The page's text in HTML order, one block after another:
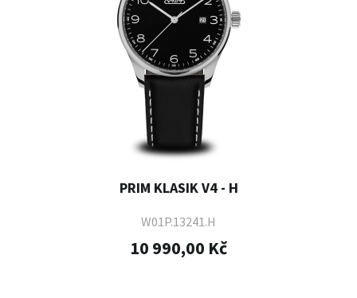
PRIM KLASIK V4 - H
W01P.13241.H
10 990,00 Kč